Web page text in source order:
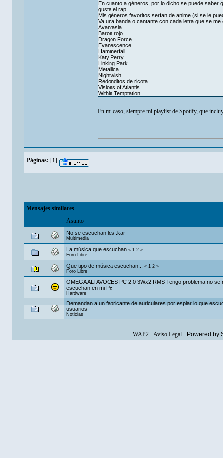
En cuanto a géneros, por lo dicho se puede saber
gusta el rap...
Mis géneros favoritos serían de anime (si se le
Va una banda o cantante con cada letra que se me
Avantasia
Baron rojo
Dragon Force
Evanescence
Hammerfall
Katy Perry
Linking Park
Metallica
Nightwish
Redonditos de ricota
Visions of Atlantis
Within Temptation
En mi caso, siempre mi playlist de Spotify, que
Páginas: [1]
Mensajes similares
Asunto
No se escuchan los .kar
Multimedia
La música que escuchan «1 2»
Foro Libre
Que tipo de música escuchan... «1 2»
Foro Libre
OMEGA ALTAVOCES PC 2.0 3Wx2 RMS Tengo problema no se
escuchan en mi Pc
Hardware
Demandan a un fabricante de auriculares por espiar lo que
usuarios
Noticias
WAP2-Aviso Legal- Powered by